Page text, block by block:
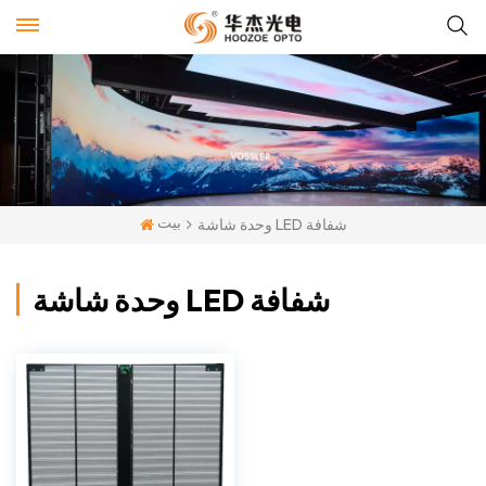
بيت وحدة شاشة LED شفافة
وحدة شاشة LED شفافة